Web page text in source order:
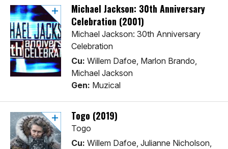
Michael Jackson: 30th Anniversary
Celebration (2001)
Michael Jackson: 30th Anniversary
Celebration
Cu: Willem Dafoe, Marlon Brando,
Michael Jackson
Gen: Muzical
Togo (2019)
Togo
Cu: Willem Dafoe, Julianne Nicholson,